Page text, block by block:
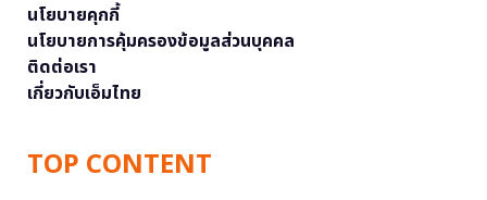
นโยบายคุกกี้
นโยบายการคุ้มครองข้อมูลส่วนบุคคล
ติดต่อเรา
เกี่ยวกับเอ็มไทย
TOP CONTENT